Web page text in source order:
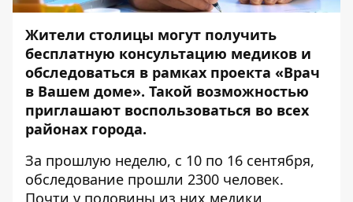
Жители столицы могут получить
бесплатную консультацию медиков и
обследоваться в рамках проекта «Врач
в Вашем доме». Такой возможностью
приглашают воспользоваться во всех
районах города.
За прошлую неделю, с 10 по 16 сентября,
обследование прошли 2300 человек.